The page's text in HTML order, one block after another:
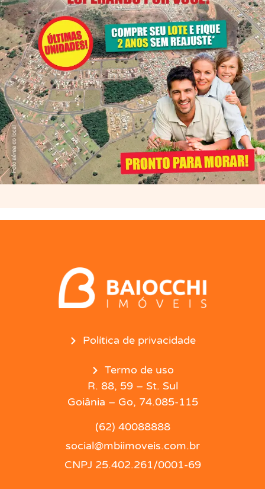
Política de privacidade
Termo de uso
R. 88, 59 – St. Sul
Goiânia – Go, 74.085-115
(62) 40088888
social@mbiimoveis.com.br
CNPJ 25.402.261/0001-69